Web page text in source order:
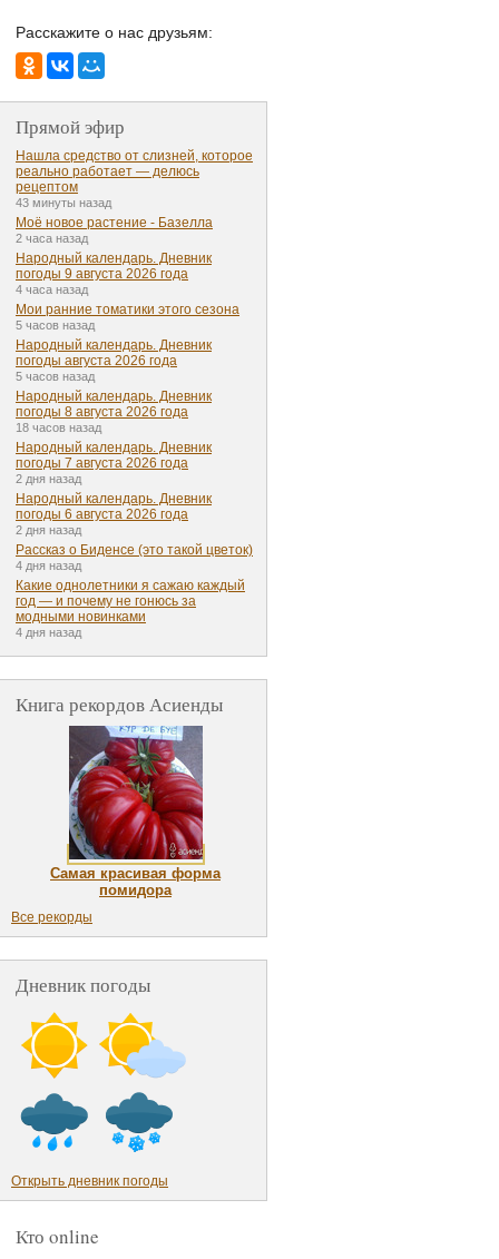
Расскажите о нас друзьям:
Прямой эфир
Нашла средство от слизней, которое
реально работает — делюсь
рецептом
43 минуты назад
Моё новое растение - Базелла
2 часа назад
Народный календарь. Дневник
погоды 9 августа 2026 года
4 часа назад
Мои ранние томатики этого сезона
5 часов назад
Народный календарь. Дневник
погоды августа 2026 года
5 часов назад
Народный календарь. Дневник
погоды 8 августа 2026 года
18 часов назад
Народный календарь. Дневник
погоды 7 августа 2026 года
2 дня назад
Народный календарь. Дневник
погоды 6 августа 2026 года
2 дня назад
Рассказ о Биденсе (это такой цветок)
4 дня назад
Какие однолетники я сажаю каждый
год — и почему не гонюсь за
модными новинками
4 дня назад
Книга рекордов Асиенды
Самая красивая форма
помидора
Все рекорды
Дневник погоды
Открыть дневник погоды
Кто online